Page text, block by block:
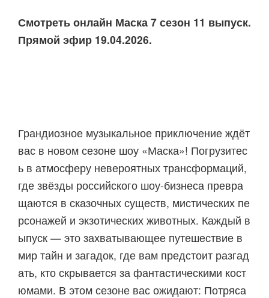
본문
Смотреть онлайн Маска 7 сезон 11 выпуск.
Прямой эфир 19.04.2026.
Грандиозное музыкальное приключение ждёт
вас в новом сезоне шоу «Маска»! Погрузитес
ь в атмосферу невероятных трансформаций,
где звёзды российского шоу-бизнеса превра
щаются в сказочных существ, мистических пе
рсонажей и экзотических животных. Каждый в
ыпуск — это захватывающее путешествие в
мир тайн и загадок, где вам предстоит разгад
ать, кто скрывается за фантастическими кост
юмами. В этом сезоне вас ожидают: Потряса